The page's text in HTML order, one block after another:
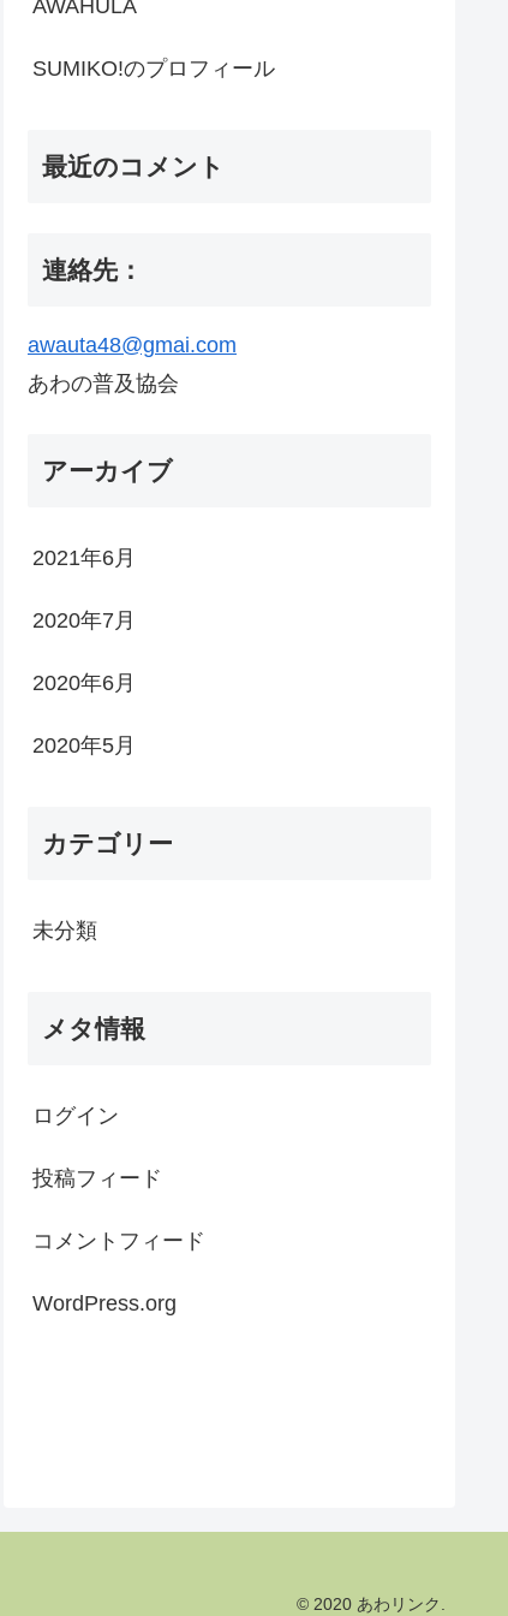
AWAHULA
SUMIKO!のプロフィール
最近のコメント
連絡先：
awauta48@gmai.com
あわの普及協会
アーカイブ
2021年6月
2020年7月
2020年6月
2020年5月
カテゴリー
未分類
メタ情報
ログイン
投稿フィード
コメントフィード
WordPress.org
© 2020 あわリンク.